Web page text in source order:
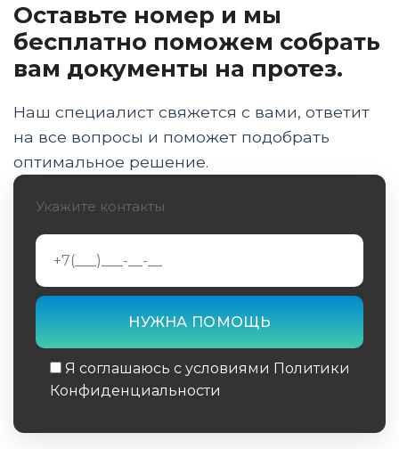
Типы протезов для пожилых людей
Критерии выбора протеза для пожилого
человека
Современные технологии в
протезировании для пожилых людей
Процесс адаптации к протезу
Уход за протезом и культей
Часто задаваемые вопросы
Критерии выбора протеза для пожилого
Заключение: Новые возможности
Оставьте номер и мы
бесплатно поможем собрать
вам документы на протез.
Наш специалист свяжется с вами, ответит
на все вопросы и поможет подобрать
оптимальное решение.
Укажите контакты
Я соглашаюсь с условиями Политики
Конфиденциальности